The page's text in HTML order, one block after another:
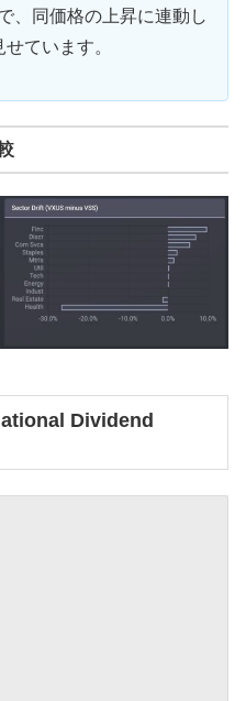
、同価格の上昇に連動し
ています。
Dividend